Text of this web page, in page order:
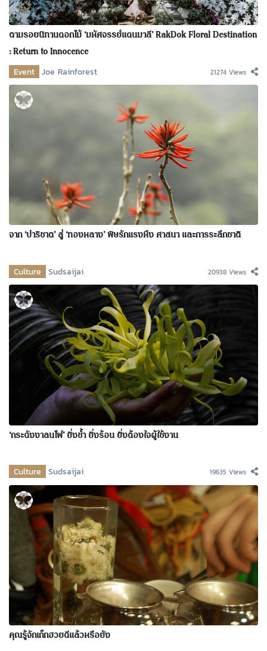
ตามรอยนิทานดอกไม้ ‘มหัศจรรย์แดนมาลี’ RakDok Floral Destination
: Return to Innocence
Event Joe Rainforest 21274 Views
จาก ‘ปาริชาต’ สู่ ‘ทองหลาง’ พิษรักแรงหึง ศาสนา และการระลึกชาติ
Culture Sudsaijai 20938 Views
‘กระดังงาลนไฟ’ ยิ่งช้ำ ยิ่งร้อน ยิ่งต้องใจผู้ใช้งาน
Culture Sudsaijai 19635 Views
คุณรู้จักเก๊กฮวยดีแล้วหรือยัง